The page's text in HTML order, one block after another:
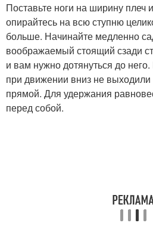
Поставьте ноги на ширину плеч
опирайтесь на всю ступню
больше. Начинайте медленно
воображаемый стоящий сзади
и вам нужно дотянуться до
при движении вниз не выходили
прямой. Для удержания
перед собой.